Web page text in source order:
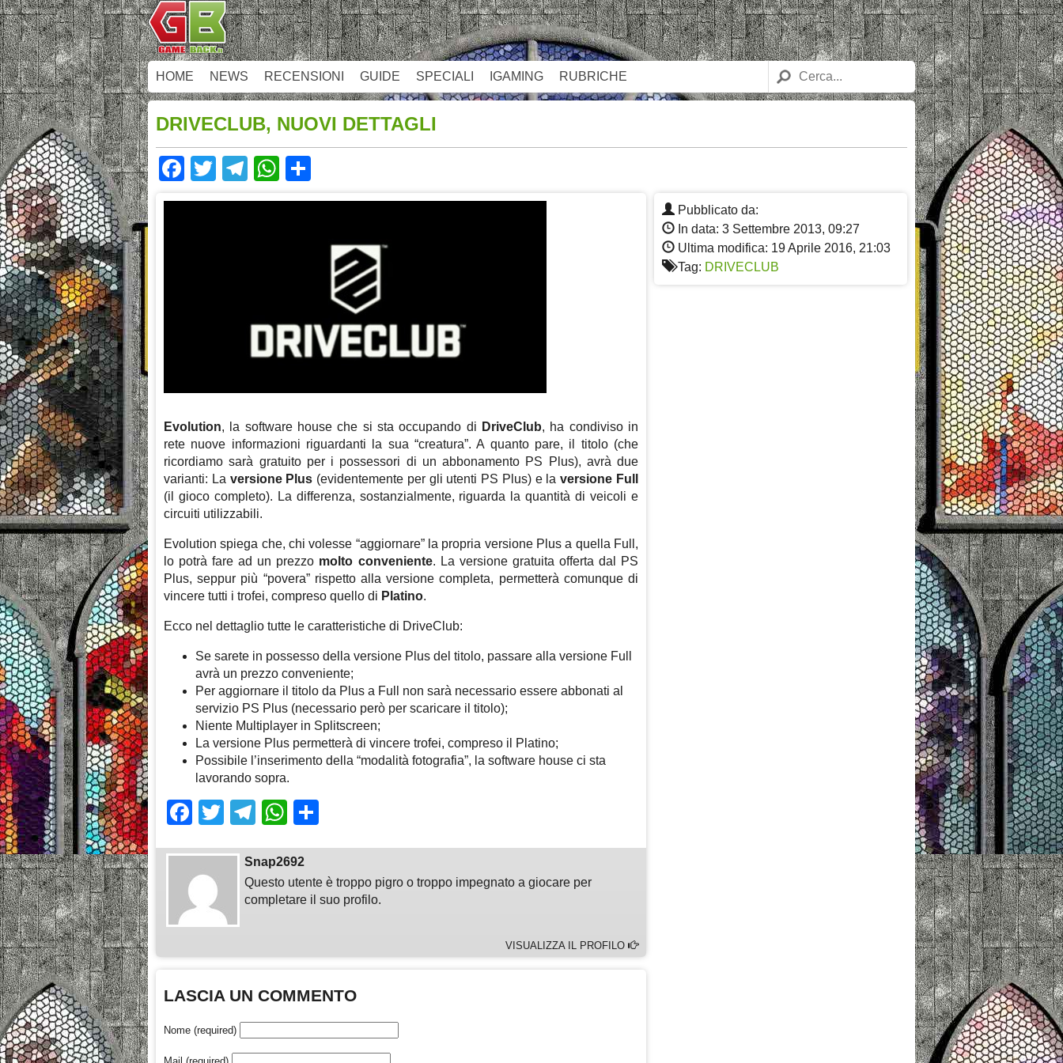
HOME NEWS RECENSIONI GUIDE SPECIALI IGAMING RUBRICHE
DRIVECLUB, NUOVI DETTAGLI
Facebook
TwitterTelegram
WhatsApp
Pubblicato da:
In data: 3 Settembre 2013, 09:27
Ultima modifica: 19 Aprile 2016, 21:03
Tag: DRIVECLUB
Evolution, la software house che si sta occupando di DriveClub, ha condiviso in
rete nuove informazioni riguardanti la sua “creatura”. A quanto pare, il titolo (che
ricordiamo sarà gratuito per i possessori di un abbonamento PS Plus), avrà due
varianti: La versione Plus (evidentemente per gli utenti PS Plus) e laversione Full
(il gioco completo). La differenza, sostanzialmente, riguarda la quantità di veicoli e
circuiti utilizzabili.
Evolution spiega che, chi volesse “aggiornare” la propria versione Plus a quella Full,
lo potrà fare ad un prezzo molto conveniente. La versione gratuita offerta dal PS
Plus, seppur più “povera” rispetto alla versione completa, permetterà comunque di
vincere tutti i trofei, compreso quello di Platino.
Ecco nel dettaglio tutte le caratteristiche di DriveClub:
Se sarete in possesso della versione Plus del titolo, passare alla versione Full
avrà un prezzo conveniente;
Per aggiornare il titolo da Plus a Full non sarà necessario essere abbonati al
servizio PS Plus (necessario però per scaricare il titolo);
Niente Multiplayer in Splitscreen;
La versione Plus permetterà di vincere trofei, compreso il Platino;
Possibile l’inserimento della “modalità fotografia”, la software house ci sta
lavorando sopra.
Facebook
TwitterTelegram
WhatsApp
Snap2692
Questo utente è troppo pigro o troppo impegnato a giocare per
completare il suo profilo.
VISUALIZZA IL PROFILO
LASCIA UN COMMENTO
Nome (required)